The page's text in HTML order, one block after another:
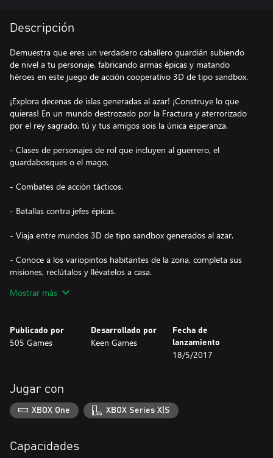
Descripción
Demuestra que eres un verdadero caballero guardián subiendo
de nivel a tu personaje, fabricando armas épicas y matando
héroes en este juego de acción cooperativo 3D de tipo sandbox.
¡Explora decenas de islas generadas al azar! ¡Construye lo que
quieras! En un mundo destrozado por la Fractura y aterrorizado
por el rey sagrado, tú y tus amigos sois la única esperanza.
- Clases de personajes de rol que incluyen al guerrero, el
guardabosques o el mago.
- Combates de acción tácticos.
- Batallas contra jefes épicas.
- Viaja entre mundos 3D de tipo sandbox generados al azar.
- Conoce a los variopintos habitantes de la zona, completa sus
misiones, reclútalos y llévatelos a casa.
- ¡Diseña tu propia isla! ¡Crea INCREÍBLES estructuras rápida y
- Construye tu hogar con decenas de materiales y mobiliario.
- Únete a tus amigos en partidas multijugador cooperativas para
Mostrar más
Publicado por
505 Games
Desarrollado por
Keen Games
Fecha de
lanzamiento
18/5/2017
Jugar con
XBOX One XBOX Series X|S
Capacidades